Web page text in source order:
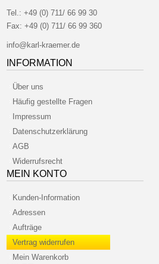
Tel.:+49 (0) 711/ 66 99 30
Fax: +49 (0) 711/ 66 99 360
info@karl-kraemer.de
INFORMATION
Über uns
Häufig gestellte Fragen
Impressum
Datenschutzerklärung
AGB
Widerrufsrecht
MEIN KONTO
Kunden-Information
Adressen
Aufträge
Vertrag widerrufen
Mein Warenkorb